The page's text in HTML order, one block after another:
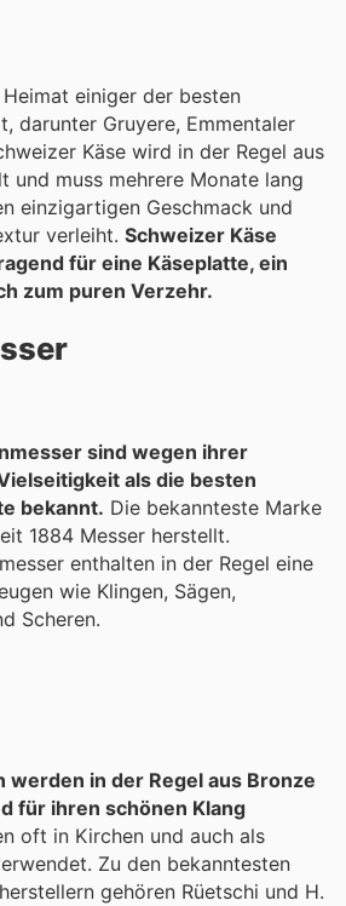
einiger der besten
darunter Gruyere, Emmentaler
Käse wird in der Regel aus
und muss mehrere Monate lang
einzigartigen Geschmack und
verleiht. Schweizer Käse
für eine Käseplatte, ein
zum puren Verzehr.
sind wegen ihrer
als die besten
bekannt. Die bekannteste Marke
1884 Messer herstellt.
enthalten in der Regel eine
wie Klingen, Sägen,
Scheren.
werden in der Regel aus Bronze
für ihren schönen Klang
oft in Kirchen und auch als
Zu den bekanntesten
gehören Rüetschi und H.